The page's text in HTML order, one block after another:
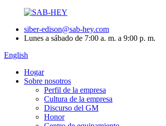
siber-edison@sab-hey.com
Lunes a sábado de 7:00 a. m. a 9:00 p. m.
English
Hogar
Sobre nosotros
Perfil de la empresa
Cultura de la empresa
Discurso del GM
Honor